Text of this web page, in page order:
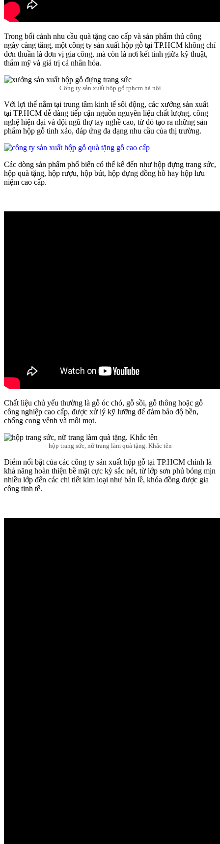
Trong bối cảnh nhu cầu quà tặng cao cấp và sản phẩm thủ công
ngày càng tăng, một công ty sản xuất hộp gỗ tại TP.HCM không chỉ
đơn thuần là đơn vị gia công, mà còn là nơi kết tinh giữa kỹ thuật,
thẩm mỹ và giá trị cá nhân hóa.
Công ty sản xuất hộp gỗ tphcm hà nội
Với lợi thế nằm tại trung tâm kinh tế sôi động, các xưởng sản xuất
tại TP.HCM dễ dàng tiếp cận nguồn nguyên liệu chất lượng, công
nghệ hiện đại và đội ngũ thợ tay nghề cao, từ đó tạo ra những sản
phẩm hộp gỗ tinh xảo, đáp ứng đa dạng nhu cầu của thị trường.
Các dòng sản phẩm phổ biến có thể kể đến như hộp đựng trang sức,
hộp quà tặng, hộp rượu, hộp bút, hộp đựng đồng hồ hay hộp lưu
niệm cao cấp.
Chất liệu chủ yếu thường là gỗ óc chó, gỗ sồi, gỗ thông hoặc gỗ
công nghiệp cao cấp, được xử lý kỹ lưỡng để đảm bảo độ bền,
chống cong vênh và mối mọt.
hộp trang sức, nữ trang làm quà tặng. Khắc tên
Điểm nổi bật của các công ty sản xuất hộp gỗ tại TP.HCM chính là
khả năng hoàn thiện bề mặt cực kỳ sắc nét, từ lớp sơn phủ bóng mịn
nhiều lớp đến các chi tiết kim loại như bản lề, khóa đồng được gia
công tinh tế.